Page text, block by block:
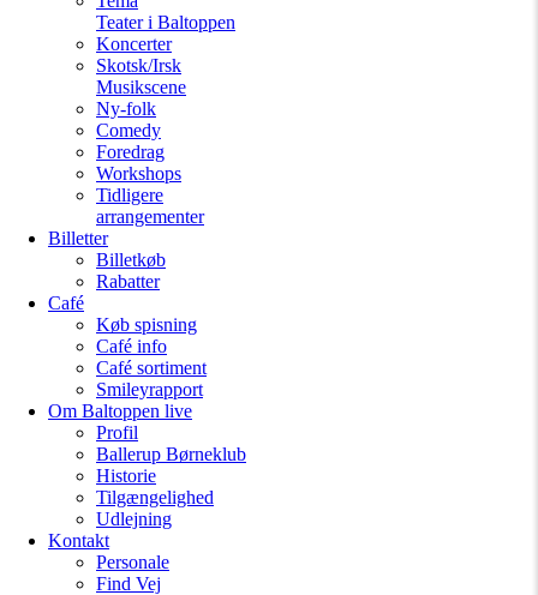
Teater i Baltoppen
Koncerter
Skotsk/Irsk
Musikscene
Ny-folk
Comedy
Foredrag
Workshops
Tidligere
arrangementer
Billetter
Billetkøb
Rabatter
Café
Køb spisning
Café info
Café sortiment
Smileyrapport
Om Baltoppen live
Profil
Ballerup Børneklub
Historie
Tilgængelighed
Udlejning
Kontakt
Personale
Find Vej